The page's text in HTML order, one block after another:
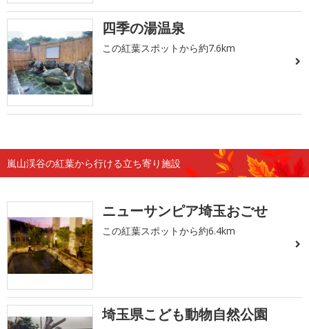
四季の湯温泉
この紅葉スポットから約7.6km
嵐山渓谷の紅葉から行ける立ち寄り施設
ニューサンピア埼玉おごせ
この紅葉スポットから約6.4km
埼玉県こども動物自然公園